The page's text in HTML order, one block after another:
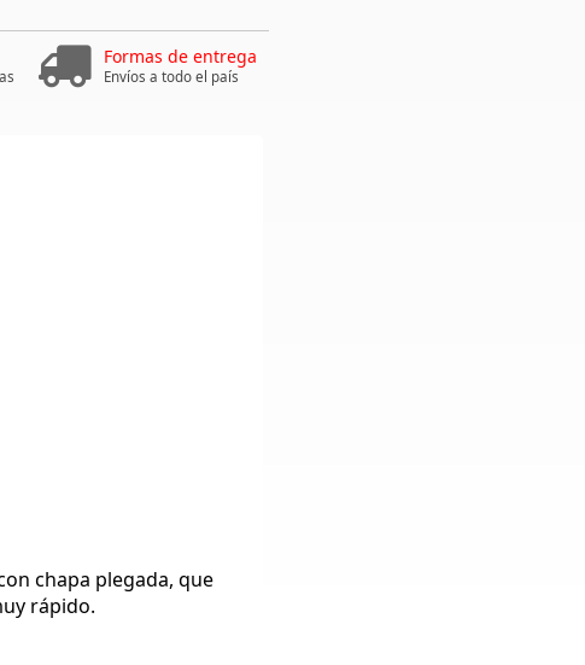
Formas de entrega
Envíos a todo el país
chapa plegada, que
rápido.